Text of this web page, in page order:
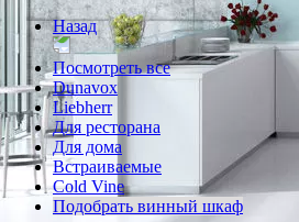
Назад
Посмотреть все
Dunavox
Liebherr
Для ресторана
Для дома
Встраиваемые
Cold Vine
Подобрать винный шкаф